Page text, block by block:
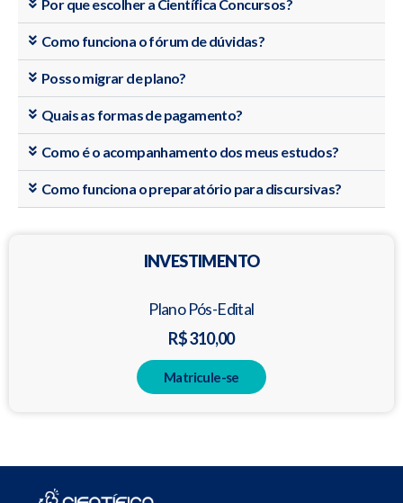
Por que escolher a Científica Concursos?
Como funciona o fórum de dúvidas?
Posso migrar de plano?
Quais as formas de pagamento?
Como é o acompanhamento dos meus estudos?
Como funciona o preparatório para discursivas?
INVESTIMENTO
Plano Pós-Edital
R$ 310,00
Matricule-se